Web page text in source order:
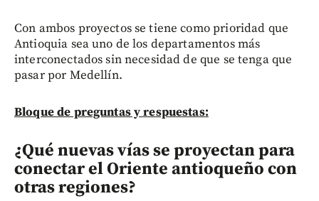
Con ambos proyectos se tiene como prioridad que
Antioquia sea uno de los departamentos más
interconectados sin necesidad de que se tenga que
pasar por Medellín.
Bloque de preguntas y respuestas:
¿Qué nuevas vías se proyectan para
conectar el Oriente antioqueño con
otras regiones?